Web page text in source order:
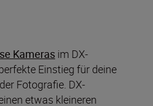
Kameras im DX-
Einstieg für deine
Fotografie. DX-
etwas kleineren